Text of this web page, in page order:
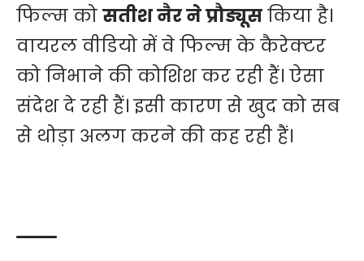
फिल्म कोसतीश नैर ने प्रौड्यूसकिया है।
वायरल वीडियो में वे फिल्म के कैरेक्टर
को निभाने की कोशिश कर रही हैं। ऐसा
संदेश दे रही हैं। इसी कारण से खुद को सब
से थोड़ा अलग करने की कह रही हैं।